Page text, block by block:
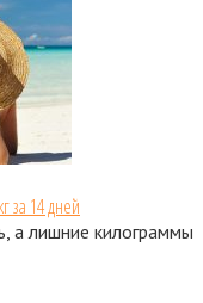
за 14 дней
а лишние килограммы